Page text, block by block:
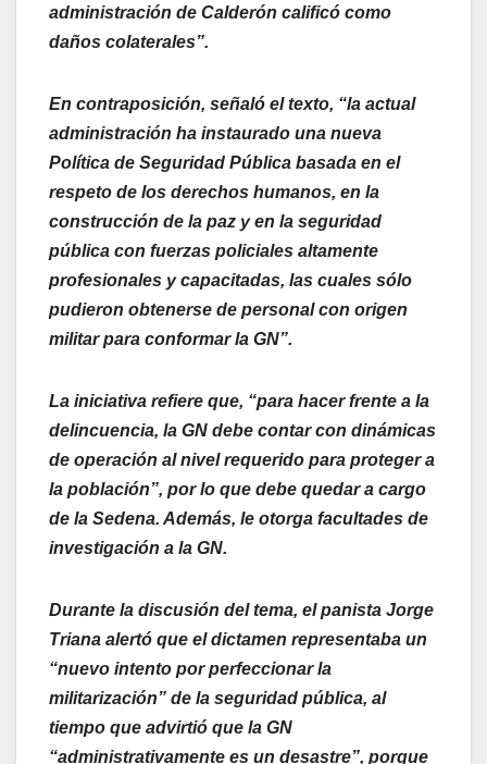
administración de Calderón calificó como
daños colaterales”.
En contraposición, señaló el texto, “la actual
administración ha instaurado una nueva
Política de Seguridad Pública basada en el
respeto de los derechos humanos, en la
construcción de la paz y en la seguridad
pública con fuerzas policiales altamente
profesionales y capacitadas, las cuales sólo
pudieron obtenerse de personal con origen
militar para conformar la GN”.
La iniciativa refiere que, “para hacer frente a la
delincuencia, la GN debe contar con dinámicas
de operación al nivel requerido para proteger a
la población”, por lo que debe quedar a cargo
de la Sedena. Además, le otorga facultades de
investigación a la GN.
Durante la discusión del tema, el panista Jorge
Triana alertó que el dictamen representaba un
“nuevo intento por perfeccionar la
militarización” de la seguridad pública, al
tiempo que advirtió que la GN
“administrativamente es un desastre”, porque